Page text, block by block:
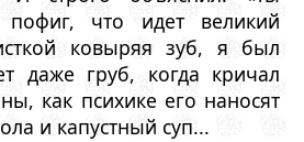
что идет великий
ковыряя зуб, я был
даже груб, когда кричал
как психике его наносят
и капустный суп...